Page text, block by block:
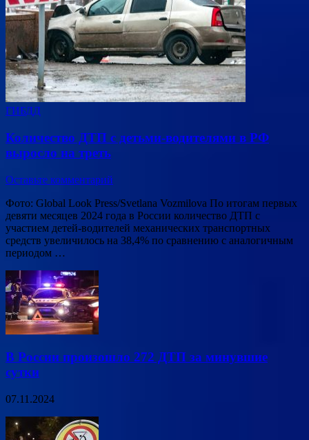
ГИБДД
Количество ДТП с детьми-водителями в РФ
выросло на треть
Оставьте комментарий
Фото: Global Look Press/Svetlana Vozmilova По итогам первых
девяти месяцев 2024 года в России количество ДТП с
участием детей-водителей механических транспортных
средств увеличилось на 38,4% по сравнению с аналогичным
периодом …
В России произошло 272 ДТП за минувшие
сутки
07.11.2024